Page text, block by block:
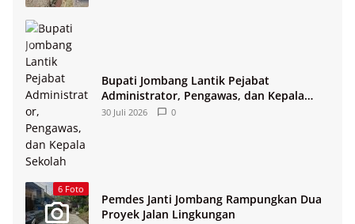
Bupati Jombang Lantik Pejabat
Administrator, Pengawas, dan Kepala
Sekolah
30 Juli 2026 0
6 Foto
Pemdes Janti Jombang Rampungkan Dua
Proyek Jalan Lingkungan